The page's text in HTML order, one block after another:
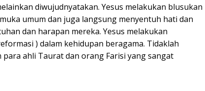
diwujudnyatakan. Yesus melakukan blusukan
umum dan juga langsung menyentuh hati dan
dan harapan mereka. Yesus melakukan
) dalam kehidupan beragama. Tidaklah
para ahli Taurat dan orang Farisi yang sangat